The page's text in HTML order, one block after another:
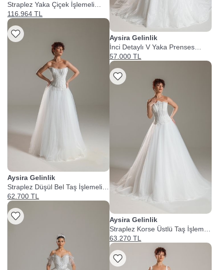
Straplez Yaka Çiçek İşlemeli
Prenses Gelinlik
116.964 TL
Aysira Gelinlik
Straplez Düşül Bel Taş İşlemeli
Prenses Gelinlik
62.700 TL
Aysira Gelinlik
İnci Detaylı V Yaka Prenses
Gelinlik
57.000 TL
Aysira Gelinlik
Straplez Korse Üstlü Taş İşlemeli
Prenses Gelinlik
63.270 TL